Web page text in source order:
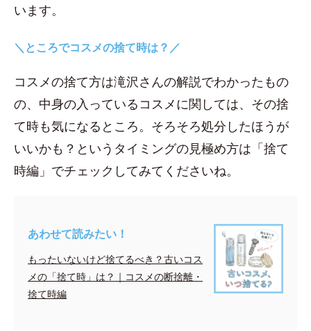
います。
＼ところでコスメの捨て時は？／
コスメの捨て方は滝沢さんの解説でわかったもの
の、中身の入っているコスメに関しては、その捨
て時も気になるところ。そろそろ処分したほうが
いいかも？というタイミングの見極め方は「捨て
時編」でチェックしてみてくださいね。
あわせて読みたい！
もったいないけど捨てるべき？古いコス
メの「捨て時」は？｜コスメの断捨離・
捨て時編